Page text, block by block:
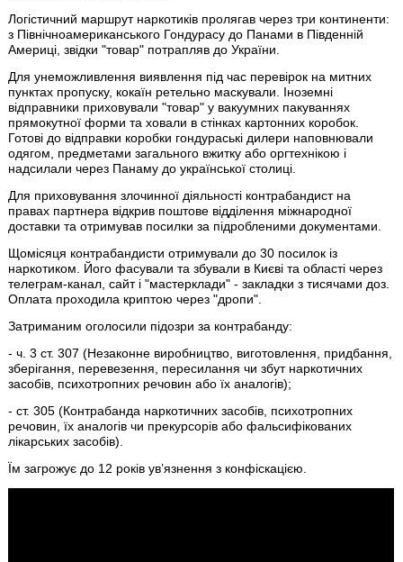
Логістичний маршрут наркотиків пролягав через три континенти:
з Північноамериканського Гондурасу до Панами в Південній
Америці, звідки "товар" потрапляв до України.
Для унеможливлення виявлення під час перевірок на митних
пунктах пропуску, кокаїн ретельно маскували. Іноземні
відправники приховували "товар" у вакуумних пакуваннях
прямокутної форми та ховали в стінках картонних коробок.
Готові до відправки коробки гондураські дилери наповнювали
одягом, предметами загального вжитку або оргтехнікою і
надсилали через Панаму до української столиці.
Для приховування злочинної діяльності контрабандист на
правах партнера відкрив поштове відділення міжнародної
доставки та отримував посилки за підробленими документами.
Щомісяця контрабандисти отримували до 30 посилок із
наркотиком. Його фасували та збували в Києві та області через
телеграм-канал, сайт і "мастерклади" - закладки з тисячами доз.
Оплата проходила криптою через "дропи".
Затриманим оголосили підозри за контрабанду:
- ч. 3 ст. 307 (Незаконне виробництво, виготовлення, придбання,
зберігання, перевезення, пересилання чи збут наркотичних
засобів, психотропних речовин або їх аналогів);
- ст. 305 (Контрабанда наркотичних засобів, психотропних
речовин, їх аналогів чи прекурсорів або фальсифікованих
лікарських засобів).
Їм загрожує до 12 років ув’язнення з конфіскацією.